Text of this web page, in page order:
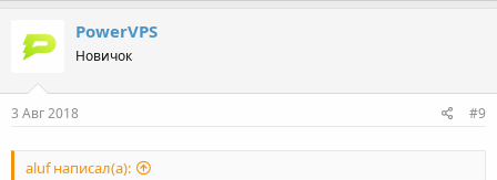
PowerVPS
Новичок
3 Авг 2018 #9
aluf написал(а):